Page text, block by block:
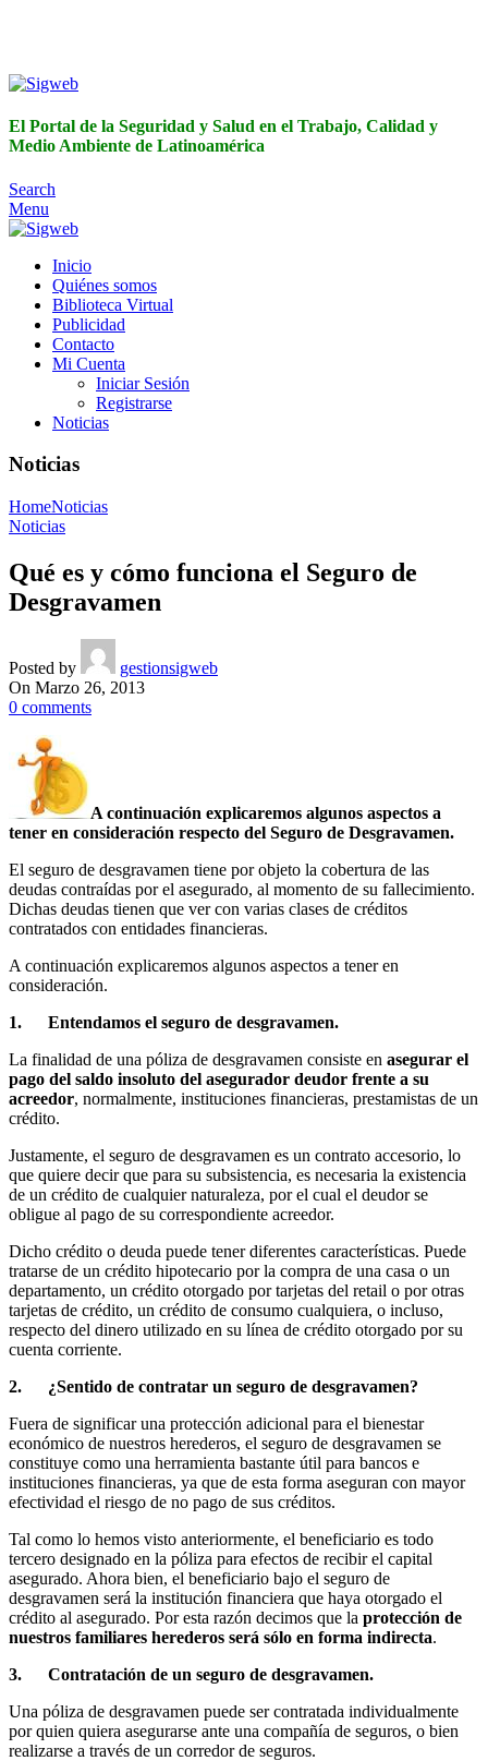
El Portal de la Seguridad y Salud en el Trabajo, Calidad y
Medio Ambiente de Latinoamérica
Search
Menu
Inicio
Quiénes somos
Biblioteca Virtual
Publicidad
Contacto
Mi Cuenta
Iniciar Sesión
Registrarse
Noticias
Noticias
HomeNoticias
Noticias
Qué es y cómo funciona el Seguro de
Desgravamen
Posted by
gestionsigweb
On Marzo 26, 2013
0 comments
A continuación explicaremos algunos aspectos a
tener en consideración respecto del Seguro de Desgravamen.
El seguro de desgravamen tiene por objeto la cobertura de las
deudas contraídas por el asegurado, al momento de su fallecimiento.
Dichas deudas tienen que ver con varias clases de créditos
contratados con entidades financieras.
A continuación explicaremos algunos aspectos a tener en
consideración.
1. Entendamos el seguro de desgravamen.
La finalidad de una póliza de desgravamen consiste en asegurar el
pago del saldo insoluto del asegurador deudor frente a su
acreedor, normalmente, instituciones financieras, prestamistas de un
crédito.
Justamente, el seguro de desgravamen es un contrato accesorio, lo
que quiere decir que para su subsistencia, es necesaria la existencia
de un crédito de cualquier naturaleza, por el cual el deudor se
obligue al pago de su correspondiente acreedor.
Dicho crédito o deuda puede tener diferentes características. Puede
tratarse de un crédito hipotecario por la compra de una casa o un
departamento, un crédito otorgado por tarjetas del retail o por otras
tarjetas de crédito, un crédito de consumo cualquiera, o incluso,
respecto del dinero utilizado en su línea de crédito otorgado por su
cuenta corriente.
2. ¿Sentido de contratar un seguro de desgravamen?
Fuera de significar una protección adicional para el bienestar
económico de nuestros herederos, el seguro de desgravamen se
constituye como una herramienta bastante útil para bancos e
instituciones financieras, ya que de esta forma aseguran con mayor
efectividad el riesgo de no pago de sus créditos.
Tal como lo hemos visto anteriormente, el beneficiario es todo
tercero designado en la póliza para efectos de recibir el capital
asegurado. Ahora bien, el beneficiario bajo el seguro de
desgravamen será la institución financiera que haya otorgado el
crédito al asegurado. Por esta razón decimos que la protección de
nuestros familiares herederos será sólo en forma indirecta.
3. Contratación de un seguro de desgravamen.
Una póliza de desgravamen puede ser contratada individualmente
por quien quiera asegurarse ante una compañía de seguros, o bien
realizarse a través de un corredor de seguros.